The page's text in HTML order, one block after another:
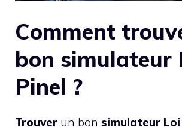
Comment
bon simulateur
Pinel ?
Trouver un bon simulateur